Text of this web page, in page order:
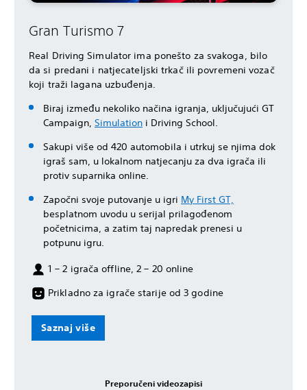
Gran Turismo 7
Real Driving Simulator ima ponešto za svakoga, bilo
da si predani i natjecateljski trkač ili povremeni vozač
koji traži lagana uzbuđenja.
Biraj između nekoliko načina igranja, uključujući GT
Campaign, Simulation i Driving School.
Sakupi više od 420 automobila i utrkuj se njima dok
igraš sam, u lokalnom natjecanju za dva igrača ili
protiv suparnika online.
Započni svoje putovanje u igri My First GT,
besplatnom uvodu u serijal prilagođenom
početnicima, a zatim taj napredak prenesi u
potpunu igru.
1 – 2 igrača offline, 2 – 20 online
Prikladno za igrače starije od 3 godine
Saznaj više
Preporučeni videozapisi